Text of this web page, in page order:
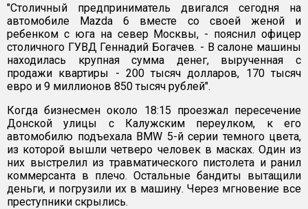
"Столичный предприниматель двигался сегодня на
автомобиле Mazda 6 вместе со своей женой и
ребенком с юга на север Москвы, - пояснил офицер
столичного ГУВД Геннадий Богачев. - В салоне машины
находилась крупная сумма денег, вырученная с
продажи квартиры - 200 тысяч долларов, 170 тысяч
евро и 9 миллионов 850 тысяч рублей".
Когда бизнесмен около 18:15 проезжал пересечение
Донской улицы с Калужским переулком, к его
автомобилю подъехала BMW 5-й серии темного цвета,
из которой вышли четверо человек в масках. Один из
них выстрелил из травматического пистолета и ранил
коммерсанта в плечо. Остальные бандиты вытащили
деньги, и погрузили их в машину. Через мгновение все
преступники скрылись.